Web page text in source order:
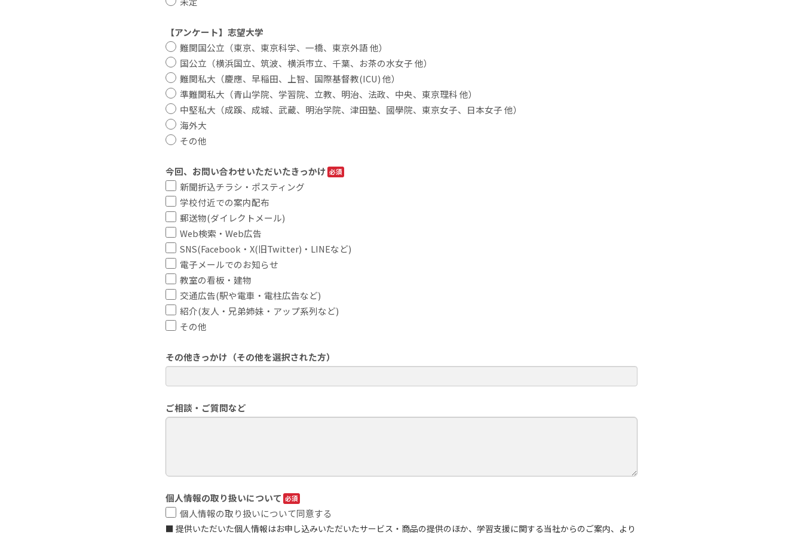
【アンケート】志望大学
難関国公立（東京、東京科学、一橋、東京外語 他）
国公立（横浜国立、筑波、横浜市立、千葉、お茶の水女子 他）
難関私大（慶應、早稲田、上智、国際基督教(ICU) 他）
準難関私大（青山学院、学習院、立教、明治、法政、中央、東京理科 他）
中堅私大（成蹊、成城、武蔵、明治学院、津田塾、國學院、東京女子、日本女子 他）
海外大
その他
今回、お問い合わせいただいたきっかけ
新聞折込チラシ・ポスティング
学校付近での案内配布
郵送物(ダイレクトメール)
Web検索・Web広告
SNS(Facebook・X(旧Twitter)・LINEなど)
電子メールでのお知らせ
教室の看板・建物
交通広告(駅や電車・電柱広告など)
紹介(友人・兄弟姉妹・アップ系列など)
その他
その他きっかけ（その他を選択された方）
ご相談・ご質問など
個人情報の取り扱いについて
個人情報の取り扱いについて同意する
■ 提供いただいた個人情報はお申し込みいただいたサービス・商品の提供のほか、学習支援に関する当社からのご案内、より